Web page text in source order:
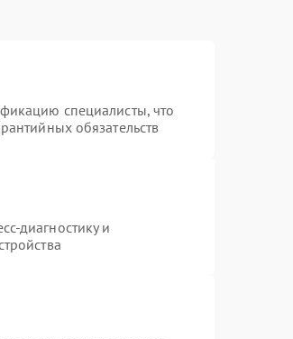
специалисты, что
обязательств
диагностику и